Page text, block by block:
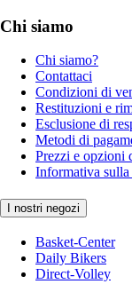
Chi siamo
Chi siamo?
Contattaci
Condizioni di
Restituzioni e
Esclusione di
Metodi di
Prezzi e opzioni
Informativa
I nostri negozi
Basket-Center
Daily Bikers
Direct-Volley